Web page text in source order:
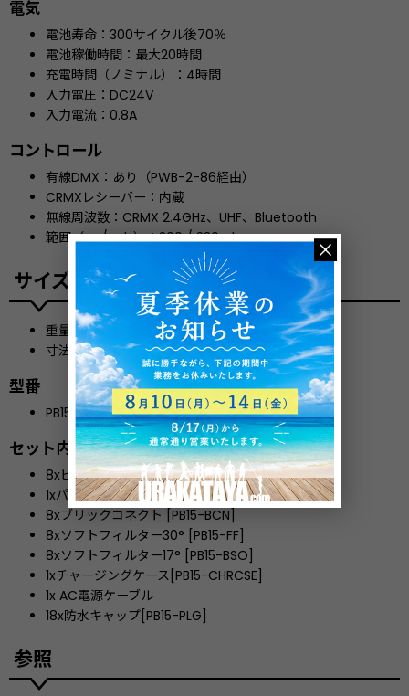
電気
電池寿命：300サイクル後70％
電池稼働時間：最大20時間
充電時間（ノミナル）：4時間
入力電圧：DC24V
入力電流：0.8A
コントロール
有線DMX：あり（PWB-2-86経由）
CRMXレシーバー：内蔵
無線周波数：CRMX 2.4GHz、UHF、Bluetooth
範囲（m / yds）：300 / 330yds
サイズ
重量：16.3 kg
寸法：541.5 mm x 400 mm x 205.5 mm
型番
PB15-SET
セット内容
8xピクセルブリック
1xパワーボックス [PWB-2-86]
8xブリックコネクト [PB15-BCN]
8xソフトフィルター30° [PB15-FF]
8xソフトフィルター17° [PB15-BSO]
1xチャージングケース[PB15-CHRCSE]
1x AC電源ケーブル
18x防⽔キャップ[PB15-PLG]
参照